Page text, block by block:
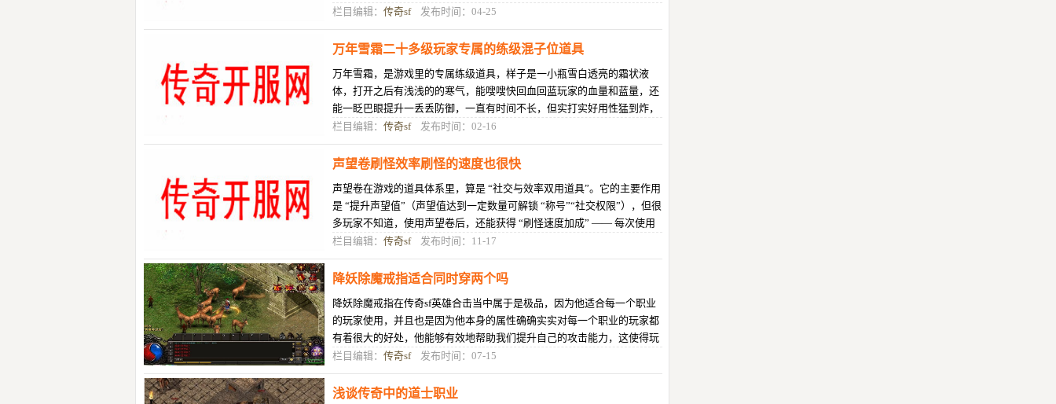
次，装备都爆了两件，气得我差点卸载
栏目编辑： 传奇sf发布时间：04-25
万年雪霜二十多级玩家专属的练级混子位道具
万年雪霜，是游戏里的专属练级道具，样子是一小瓶雪白透亮的霜状液
体，打开之后有浅浅的的寒气，能嗖嗖快回血回蓝玩家的血量和蓝量，还
能一眨巴眼提升一丢丢防御，一直有时间不长，但实打实好用性猛到炸，
获取难度不算高，刷二十多级的小怪
栏目编辑： 传奇sf发布时间：02-16
声望卷刷怪效率刷怪的速度也很快
声望卷在游戏的道具体系里，算是 “社交与效率双用道具”。它的主要作用
是 “提升声望值”（声望值达到一定数量可解锁 “称号”“社交权限”），但很
多玩家不知道，使用声望卷后，还能获得 “刷怪速度加成” —— 每次使用
一张声望卷，可获
栏目编辑： 传奇sf发布时间：11-17
降妖除魔戒指适合同时穿两个吗
降妖除魔戒指在传奇sf英雄合击当中属于是极品，因为他适合每一个职业
的玩家使用，并且也是因为他本身的属性确确实实对每一个职业的玩家都
有着很大的好处，他能够有效地帮助我们提升自己的攻击能力，这使得玩
家在战斗当中能够具备有更强劲的
栏目编辑： 传奇sf发布时间：07-15
浅谈传奇中的道士职业